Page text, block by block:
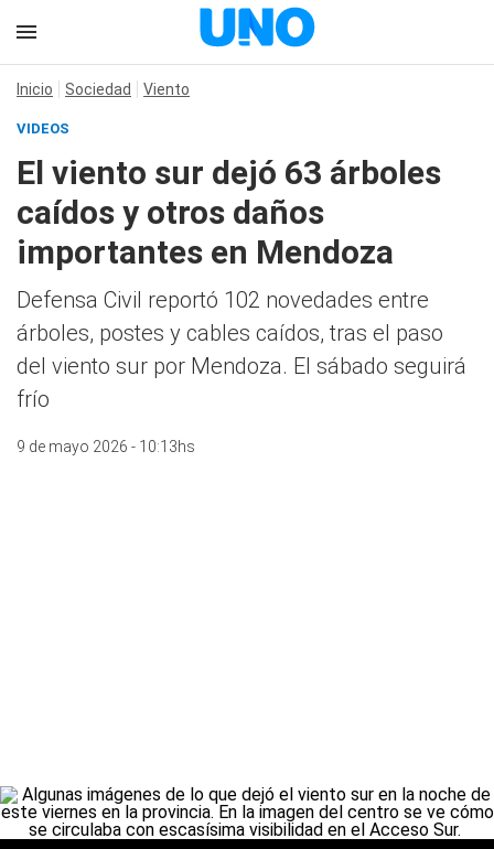
Inicio Sociedad Viento
VIDEOS
El viento sur dejó 63 árboles
caídos y otros daños
importantes en Mendoza
Defensa Civil reportó 102 novedades entre
árboles, postes y cables caídos, tras el paso
del viento sur por Mendoza. El sábado seguirá
frío
9 de mayo 2026 - 10:13hs